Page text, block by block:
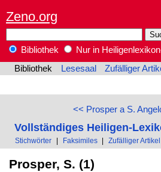
Zeno.org
Bibliothek
Nur in
Bibliothek
Lesesaal Zufälliger
<< Prosper a S.
Vollständiges Heiligen-
Stichwörter | Faksimiles | Zufälliger Artikel
Prosper, S. (1)